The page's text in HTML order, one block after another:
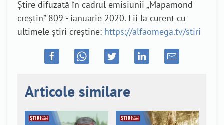
Știre difuzată în cadrul emisiunii „Mapamond
creștin” 809 - ianuarie 2020. Fii la curent cu
ultimele știri creștine: https://alfaomega.tv/stiri
Articole similare